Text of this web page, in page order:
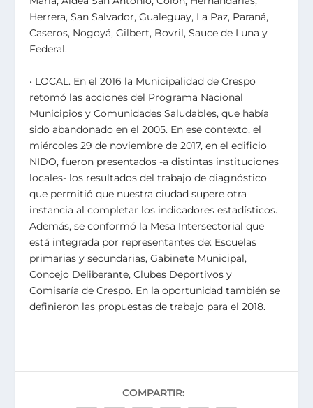
Herrera, San Salvador, Gualeguay, La Paz, Paraná,
Caseros, Nogoyá, Gilbert, Bovril, Sauce de Luna y
Federal.
• LOCAL. En el 2016 la Municipalidad de Crespo
retomó las acciones del Programa Nacional
Municipios y Comunidades Saludables, que había
sido abandonado en el 2005. En ese contexto, el
miércoles 29 de noviembre de 2017, en el edificio
NIDO, fueron presentados -a distintas instituciones
locales- los resultados del trabajo de diagnóstico
que permitió que nuestra ciudad supere otra
instancia al completar los indicadores estadísticos.
Además, se conformó la Mesa Intersectorial que
está integrada por representantes de: Escuelas
primarias y secundarias, Gabinete Municipal,
Concejo Deliberante, Clubes Deportivos y
Comisaría de Crespo. En la oportunidad también se
definieron las propuestas de trabajo para el 2018.
COMPARTIR: